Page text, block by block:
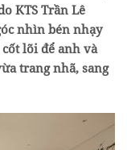
KTS Trần Lê
nhìn bén nhạy
lõi để anh và
trang nhã, sang